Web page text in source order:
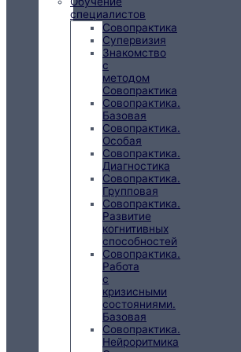
специалистов
Совопрактика
Супервизия
Знакомство
с
методом
Совопрактика
Совопрактика.
Базовая
Совопрактика.
Особая
Совопрактика.
Диагностика
Совопрактика.
Групповая
Совопрактика.
Развитие
когнитивных
способностей
Совопрактика.
Работа
с
кризисными
состояниями.
Базовая
Совопрактика.
Нейроритмика